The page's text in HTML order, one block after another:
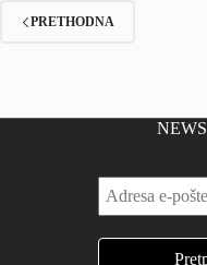
PRETHODNA